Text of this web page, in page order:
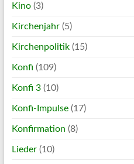
Kino(3)
Kirchenjahr(5)
Kirchenpolitik(15)
Konfi (109)
Konfi 3(10)
Konfi-Impulse(17)
Konfirmation (8)
Lieder(10)